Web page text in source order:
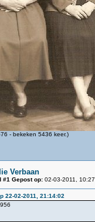
- bekeken 5436 keer.)
Verbaan
#1 Gepost op:02-03-2011,
22-02-2011, 21:14:02